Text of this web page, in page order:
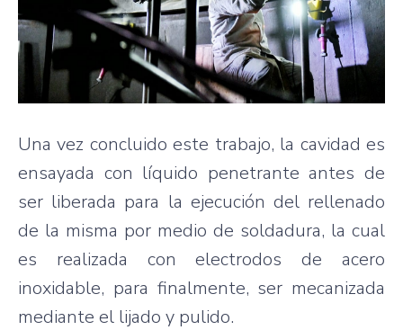
Una vez concluido este trabajo, la cavidad es
ensayada con líquido penetrante antes de
ser liberada para la ejecución del rellenado
de la misma por medio de soldadura, la cual
es realizada con electrodos de acero
inoxidable, para finalmente, ser mecanizada
mediante el lijado y pulido.